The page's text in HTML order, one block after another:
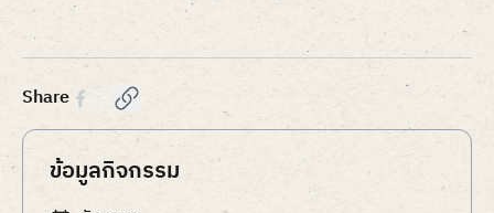
2
Share
ข้อมูลกิจกรรม